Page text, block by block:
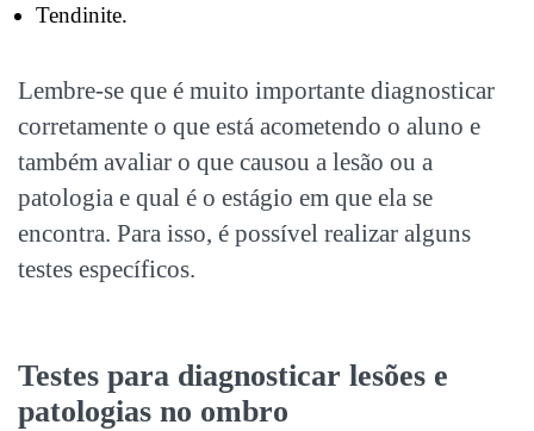
Tendinite.
Lembre-se que é muito importante diagnosticar
corretamente o que está acometendo o aluno e
também avaliar o que causou a lesão ou a
patologia e qual é o estágio em que ela se
encontra. Para isso, é possível realizar alguns
testes específicos.
Testes para diagnosticar lesões e
patologias no ombro